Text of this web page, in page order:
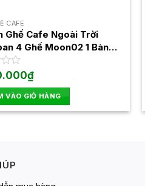
CAFE
Ghế Cafe Ngoài Trời
4 Ghế Moon02 1 Bàn
₫
VÀO GIỎ HÀNG